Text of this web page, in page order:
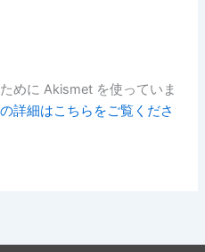
めに Akismet を使っていま
詳細はこちらをご覧くださ